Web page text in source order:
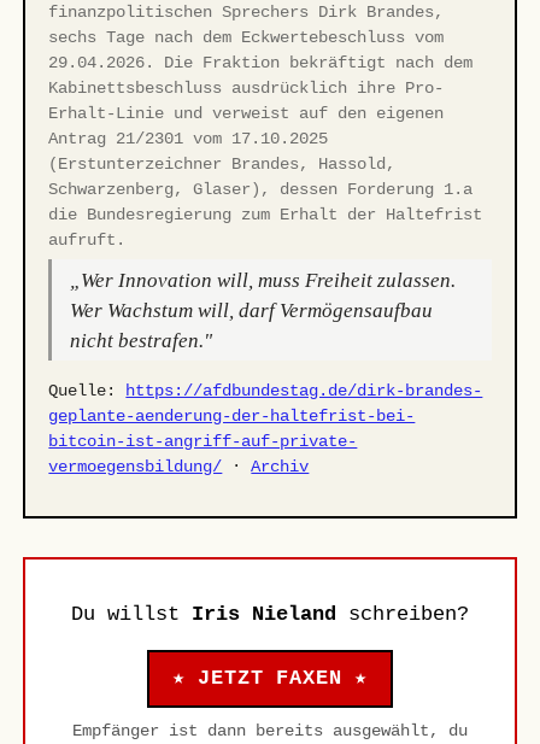
finanzpolitischen Sprechers Dirk Brandes,
sechs Tage nach dem Eckwertebeschluss vom
29.04.2026. Die Fraktion bekräftigt nach dem
Kabinettsbeschluss ausdrücklich ihre Pro-
Erhalt-Linie und verweist auf den eigenen
Antrag 21/2301 vom 17.10.2025
(Erstunterzeichner Brandes, Hassold,
Schwarzenberg, Glaser), dessen Forderung 1.a
die Bundesregierung zum Erhalt der Haltefrist
aufruft.
„Wer Innovation will, muss Freiheit zulassen.
Wer Wachstum will, darf Vermögensaufbau
nicht bestrafen."
Quelle:
https://afdbundestag.de/dirk-brandes-
geplante-aenderung-der-haltefrist-bei-
bitcoin-ist-angriff-auf-private-
vermoegensbildung/ ·Archiv
Du willst Iris Nieland schreiben?
★ JETZT FAXEN ★
Empfänger ist dann bereits ausgewählt, du